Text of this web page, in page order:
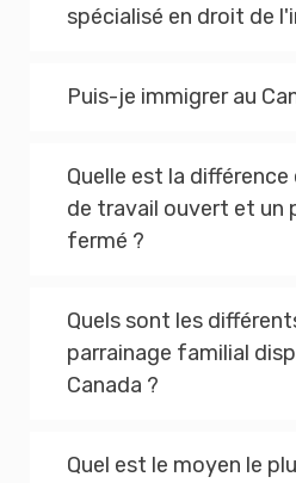
spécialisé en droit de
Puis-je immigrer au
Quelle est la
de travail ouvert et un
fermé ?
Quels sont les
parrainage familial
Canada ?
Quel est le moyen le